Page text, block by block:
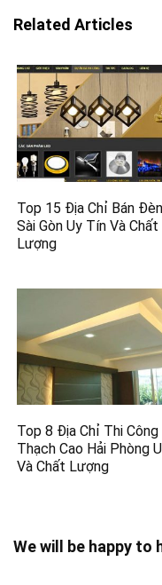
Related Articles
Top 15 Địa Chỉ Bán
Sài Gòn Uy Tín Và Chất
Lượng
Top 8 Địa Chỉ Thi Công
Thạch Cao Hải Phòng
Và Chất Lượng
We will be happy to